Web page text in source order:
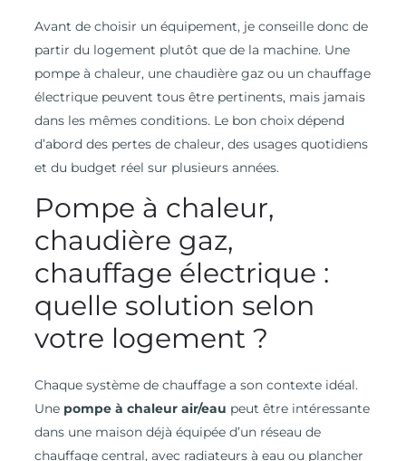
Avant de choisir un équipement, je conseille donc de
partir du logement plutôt que de la machine. Une
pompe à chaleur, une chaudière gaz ou un chauffage
électrique peuvent tous être pertinents, mais jamais
dans les mêmes conditions. Le bon choix dépend
d’abord des pertes de chaleur, des usages quotidiens
et du budget réel sur plusieurs années.
Pompe à chaleur,
chaudière gaz,
chauffage électrique :
quelle solution selon
votre logement ?
Chaque système de chauffage a son contexte idéal.
Une pompe à chaleur air/eau peut être intéressante
dans une maison déjà équipée d’un réseau de
chauffage central, avec radiateurs à eau ou plancher